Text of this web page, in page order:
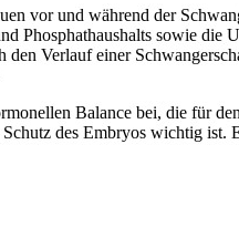
vor und während der
sowie die
Verlauf einer
Balance bei, die für
des Embryos wichtig